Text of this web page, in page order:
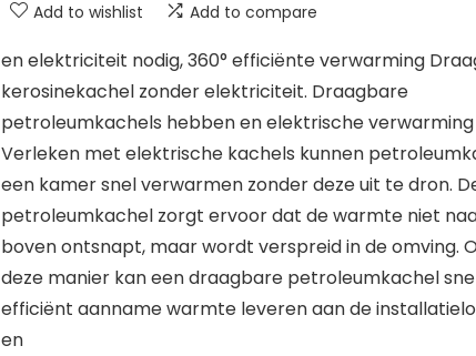
Add to wishlist Add to compare
en elektriciteit nodig, 360° efficiënte verwarming
kerosinekachel zonder elektriciteit. Draagbare
petroleumkachels hebben en elektrische verwarming
Verleken met elektrische kachels kunnen
een kamer snel verwarmen zonder deze uit te dron.
petroleumkachel zorgt ervoor dat de warmte niet
boven ontsnapt, maar wordt verspreid in de omving.
deze manier kan een draagbare petroleumkachel
efficiënt aanname warmte leveren aan de
en